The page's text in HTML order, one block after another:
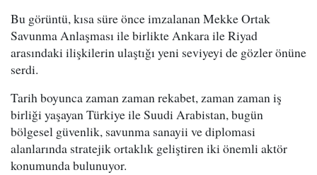
Bu görüntü, kısa süre önce imzalanan Mekke Ortak
Savunma Anlaşması ile birlikte Ankara ile Riyad
arasındaki ilişkilerin ulaştığı yeni seviyeyi de gözler önüne
serdi.
Tarih boyunca zaman zaman rekabet, zaman zaman iş
birliği yaşayan Türkiye ile Suudi Arabistan, bugün
bölgesel güvenlik, savunma sanayii ve diplomasi
alanlarında stratejik ortaklık geliştiren iki önemli aktör
konumunda bulunuyor.